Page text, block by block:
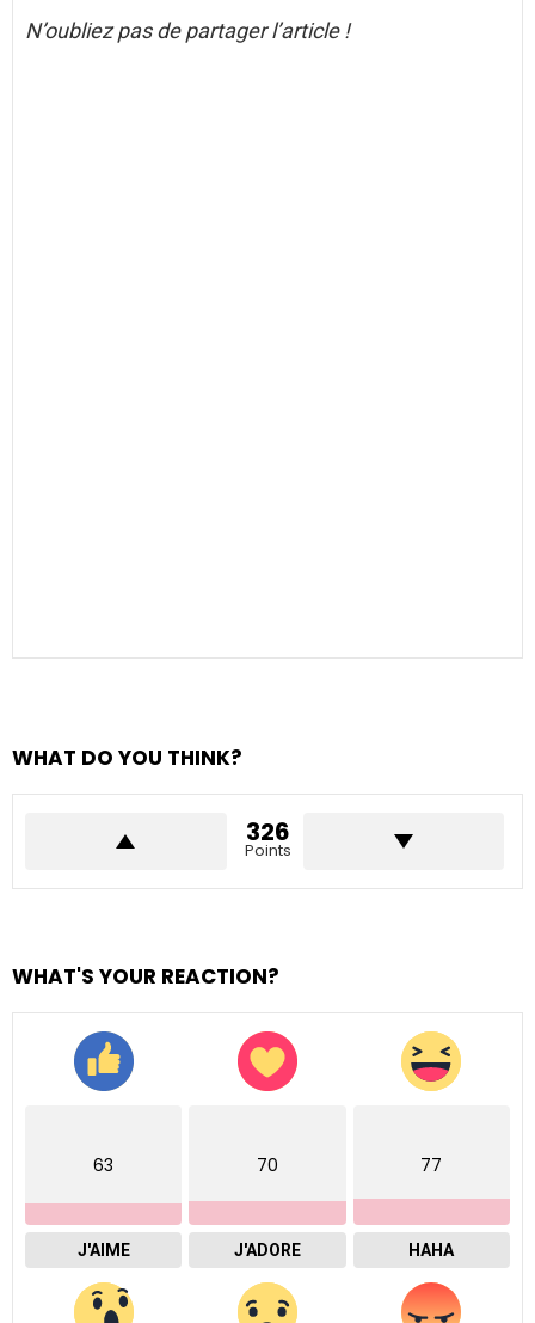
N’oubliez pas de partager l’article !
WHAT DO YOU THINK?
326
Points
WHAT'S YOUR REACTION?
63
J'AIME
70
J'ADORE
77
HAHA